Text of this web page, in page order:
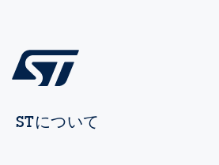
STについて